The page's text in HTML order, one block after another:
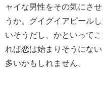
ャイな男性をその気にさ
うか。グイグイアピール
いそうだし、かといって
れば恋は始まりそうにな
多いかもしれません。